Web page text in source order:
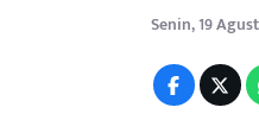
Senin, 19